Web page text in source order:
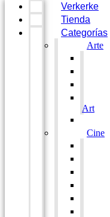
Verkerke
Tienda
Categorías
Arte
Art
Cine